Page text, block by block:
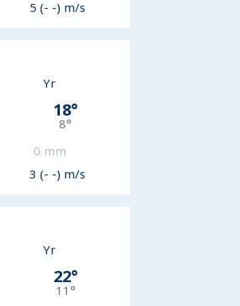
5 (- -) m/s
Yr
18°
8°
0 mm
3 (- -) m/s
Yr
22°
11 °